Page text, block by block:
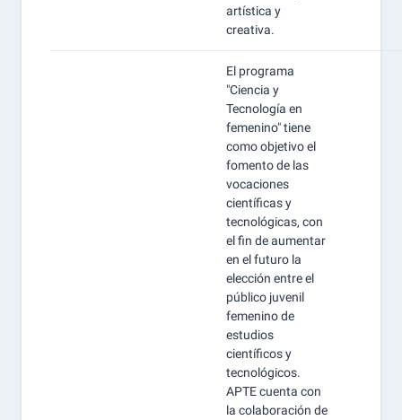
artística y
creativa.
El programa
"Ciencia y
Tecnología en
femenino" tiene
como objetivo el
fomento de las
vocaciones
científicas y
tecnológicas, con
el fin de aumentar
en el futuro la
elección entre el
público juvenil
femenino de
estudios
científicos y
tecnológicos.
APTE cuenta con
la colaboración de